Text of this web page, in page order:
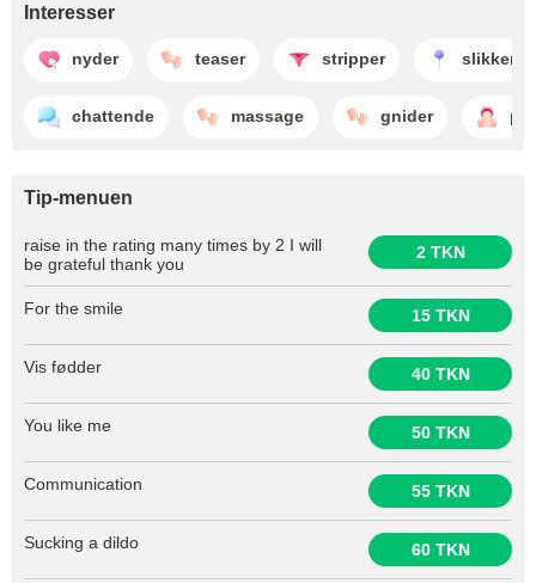
Interesser
nyder teaser stripper slikker
chattende massage gnider
Tip-menuen
raise in the rating many times by 2 I will
be grateful thank you
2 TKN
For the smile 15 TKN
Vis fødder 40 TKN
You like me 50 TKN
Communication 55 TKN
Sucking a dildo 60 TKN